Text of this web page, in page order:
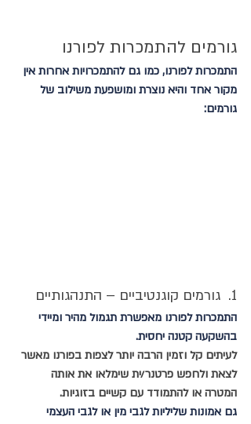
גורמים להתמכרות לפורנו
התמכרות לפורנו, כמו גם להתמכרויות אחרות אין
מקור אחד והיא נוצרת ומושפעת משילוב של
גורמים:
1.  גורמים קוגנטיביים – התנהגותיים
התמכרות לפורנו מאפשרת תגמול מהיר ומיידי
בהשקעה קטנה יחסית.
לעיתים קל וזמין הרבה יותר לצפות בפורנו מאשר
לצאת ולחפש פרטנר/ית שימלאו את אותה
המטרה או להתמודד עם קשיים בזוגיות.
גם אמונות שליליות לגבי מין או לגבי העצמי